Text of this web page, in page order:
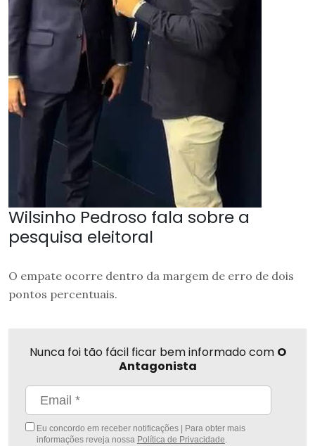
Wilsinho Pedroso fala sobre a
pesquisa eleitoral
O empate ocorre dentro da margem de erro de dois
pontos percentuais.
Nunca foi tão fácil ficar bem informado com O
Antagonista
Eu concordo em receber notificações | Para obter mais
informações reveja nossa Política de Privacidade.